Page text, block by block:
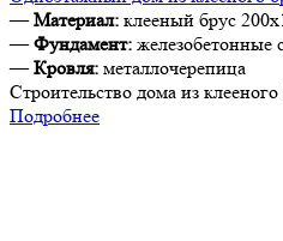
—Материал: клееный брус
—Фундамент: железобетонные
—Кровля: металлочерепица
Строительство дома из клееного
Подробнее